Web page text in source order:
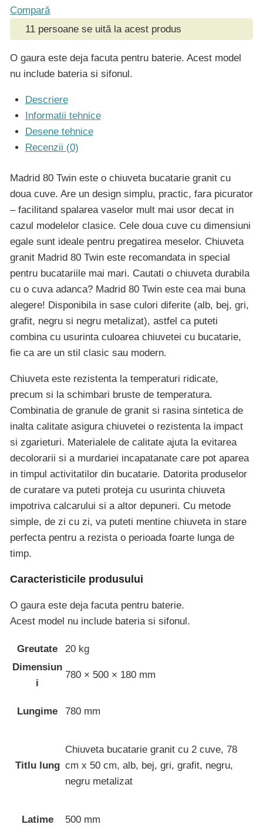
Compară
11 persoane se uită la acest produs
O gaura este deja facuta pentru baterie. Acest model
nu include bateria si sifonul.
Descriere
Informatii tehnice
Desene tehnice
Recenzii (0)
Madrid 80 Twin este o chiuveta bucatarie granit cu
doua cuve. Are un design simplu, practic, fara picurator
– facilitand spalarea vaselor mult mai usor decat in
cazul modelelor clasice. Cele doua cuve cu dimensiuni
egale sunt ideale pentru pregatirea meselor. Chiuveta
granit Madrid 80 Twin este recomandata in special
pentru bucatariile mai mari. Cautati o chiuveta durabila
cu o cuva adanca? Madrid 80 Twin este cea mai buna
alegere! Disponibila in sase culori diferite (alb, bej, gri,
grafit, negru si negru metalizat), astfel ca puteti
combina cu usurinta culoarea chiuvetei cu bucatarie,
fie ca are un stil clasic sau modern.
Chiuveta este rezistenta la temperaturi ridicate,
precum si la schimbari bruste de temperatura.
Combinatia de granule de granit si rasina sintetica de
inalta calitate asigura chiuvetei o rezistenta la impact
si zgarieturi. Materialele de calitate ajuta la evitarea
decolorarii si a murdariei incapatanate care pot aparea
in timpul activitatilor din bucatarie. Datorita produselor
de curatare va puteti proteja cu usurinta chiuveta
impotriva calcarului si a altor depuneri. Cu metode
simple, de zi cu zi, va puteti mentine chiuveta in stare
perfecta pentru a rezista o perioada foarte lunga de
timp.
Caracteristicile produsului
O gaura este deja facuta pentru baterie.
Acest model nu include bateria si sifonul.
Greutate
20 kg
Dimensiun
i
780 × 500 × 180 mm
Lungime 780 mm
Titlu lung
Chiuveta bucatarie granit cu 2 cuve, 78
cm x 50 cm, alb, bej, gri, grafit, negru,
negru metalizat
Latime 500 mm